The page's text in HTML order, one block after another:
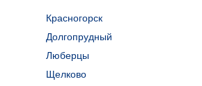
Красногорск
Долгопрудный
Люберцы
Щелково